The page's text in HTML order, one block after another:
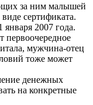
за ним малышей
сертификата.
2007 года.
первоочередное
мужчина-отец
тоже может
денежных
на конкретные